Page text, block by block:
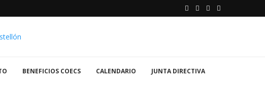
BENEFICIOS COECS CALENDARIO JUNTA DIRECTIVA